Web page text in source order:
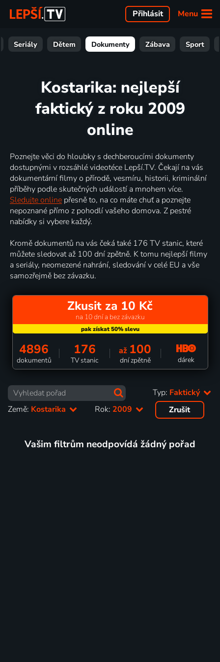
Menu
Přihlásit
Seriály Dětem Dokumenty Zábava Sport
Kostarika: nejlepší
faktický z roku 2009
online
Poznejte věci do hloubky s dechberoucími dokumenty
dostupnými v rozsáhlé videotéce Lepší.TV. Čekají na vás
dokumentární filmy o přírodě, vesmíru, historii, kriminální
příběhy podle skutečných událostí a mnohem více.
Sledujte online přesně to, na co máte chuť a poznejte
nepoznané přímo z pohodlí vašeho domova. Z pestré
nabídky si vybere každý.
Kromě dokumentů na vás čeká také 176 TV stanic, které
můžete sledovat až 100 dní zpětně. K tomu nejlepší filmy
a seriály, neomezené nahrání, sledování v celé EU a vše
samozřejmě bez závazku.
Zkusit za 10 Kč
na 10 dní a bez závazku
4896
dokumentů
176
TV stanic
až 100
dní zpětně dárek
Typ: Faktický
Země: Kostarika Rok: 2009 Zrušit
Vašim filtrům neodpovídá žádný pořad